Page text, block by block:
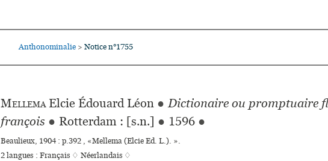
Anthonominalie > Notice n°1755
MellemaElcie Édouard Léon ● Dictionaire ou promptuaire
françois ● Rotterdam : [s.n.] ● 1596 ●
Beaulieux, 1904 : p.392 , «Mellema (Elcie Ed. L.). ».
2 langues : Français ♢ Néerlandais ♢